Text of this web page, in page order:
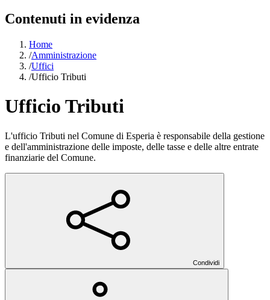
Contenuti in evidenza
Home
/Amministrazione
/Uffici
/Ufficio Tributi
Ufficio Tributi
L'ufficio Tributi nel Comune di Esperia è responsabile della gestione
e dell'amministrazione delle imposte, delle tasse e delle altre entrate
finanziarie del Comune.
Condividi